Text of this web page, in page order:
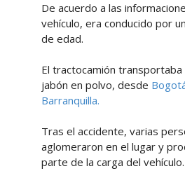
De acuerdo a las
vehículo, era conducido por
de edad.
El tractocamión
jabón en polvo, desde
Barranquilla.
Tras el accidente, varias
aglomeraron en el lugar y
parte de la carga del vehículo.